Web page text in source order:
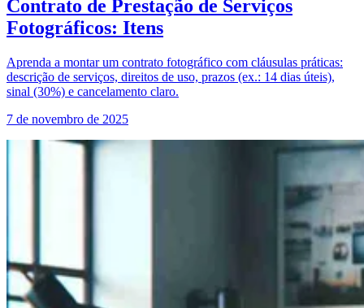
Contrato de Prestação de Serviços
Fotográficos: Itens
Aprenda a montar um contrato fotográfico com cláusulas práticas:
descrição de serviços, direitos de uso, prazos (ex.: 14 dias úteis),
sinal (30%) e cancelamento claro.
7 de novembro de 2025